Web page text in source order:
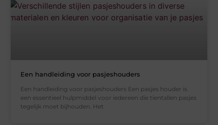
Een handleiding voor pasjeshouders
Een handleiding voor pasjeshouders Een pasjes houder is
een essentieel hulpmiddel voor iedereen die tientallen pasjes
tegelijk moet bijhouden. Het